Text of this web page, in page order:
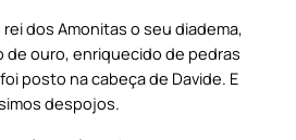
dos Amonitas o seu diadema,
de ouro, enriquecido de pedras
posto na cabeça de Davide. E
despojos.